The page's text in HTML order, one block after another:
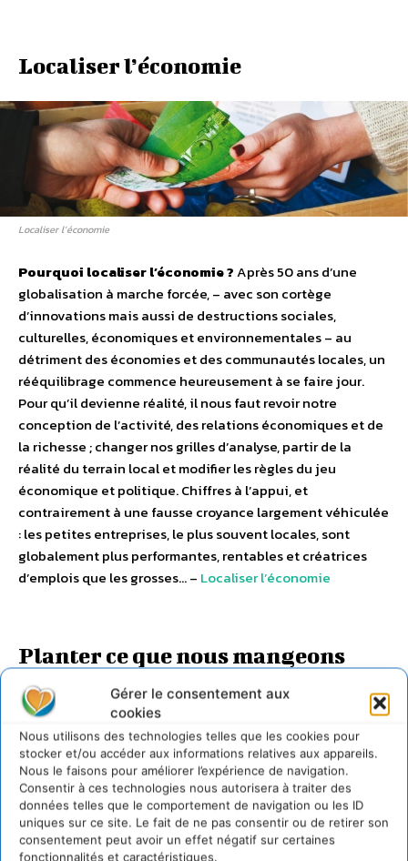
Gérer le consentement aux
cookies
Nous utilisons des technologies telles que les cookies pour
stocker et/ou accéder aux informations relatives aux appareils.
Nous le faisons pour améliorer l’expérience de navigation.
Consentir à ces technologies nous autorisera à traiter des
données telles que le comportement de navigation ou les ID
uniques sur ce site. Le fait de ne pas consentir ou de retirer son
consentement peut avoir un effet négatif sur certaines
fonctionnalités et caractéristiques.
Localiser l’économie
Localiser l’économie
Pourquoi localiser l’économie ?Après 50 ans d’une
globalisation à marche forcée, – avec son cortège
d’innovations mais aussi de destructions sociales,
culturelles, économiques et environnementales – au
détriment des économies et des communautés locales, un
rééquilibrage commence heureusement à se faire jour.
Pour qu’il devienne réalité, il nous faut revoir notre
conception de l’activité, des relations économiques et de
la richesse ; changer nos grilles d’analyse, partir de la
réalité du terrain local et modifier les règles du jeu
économique et politique. Chiffres à l’appui, et
contrairement à une fausse croyance largement véhiculée
: les petites entreprises, le plus souvent locales, sont
globalement plus performantes, rentables et créatrices
d’emplois que les grosses… – Localiser l’économie
Planter ce que nous mangeons
Planter ce que nous mangeons